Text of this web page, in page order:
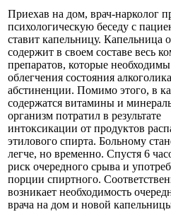
Приехав на дом, врач-нарколог
психологическую беседу с
ставит капельницу. Капельница
содержит в своем составе весь
препаратов, которые
облегчения состояния
абстиненции. Помимо этого, в
содержатся витамины и
организм потратил в результате
интоксикации от продуктов
этилового спирта. Больному
легче, но временно. Спустя 6
риск очередного срыва и
порции спиртного.
возникает необходимость
врача на дом и новой